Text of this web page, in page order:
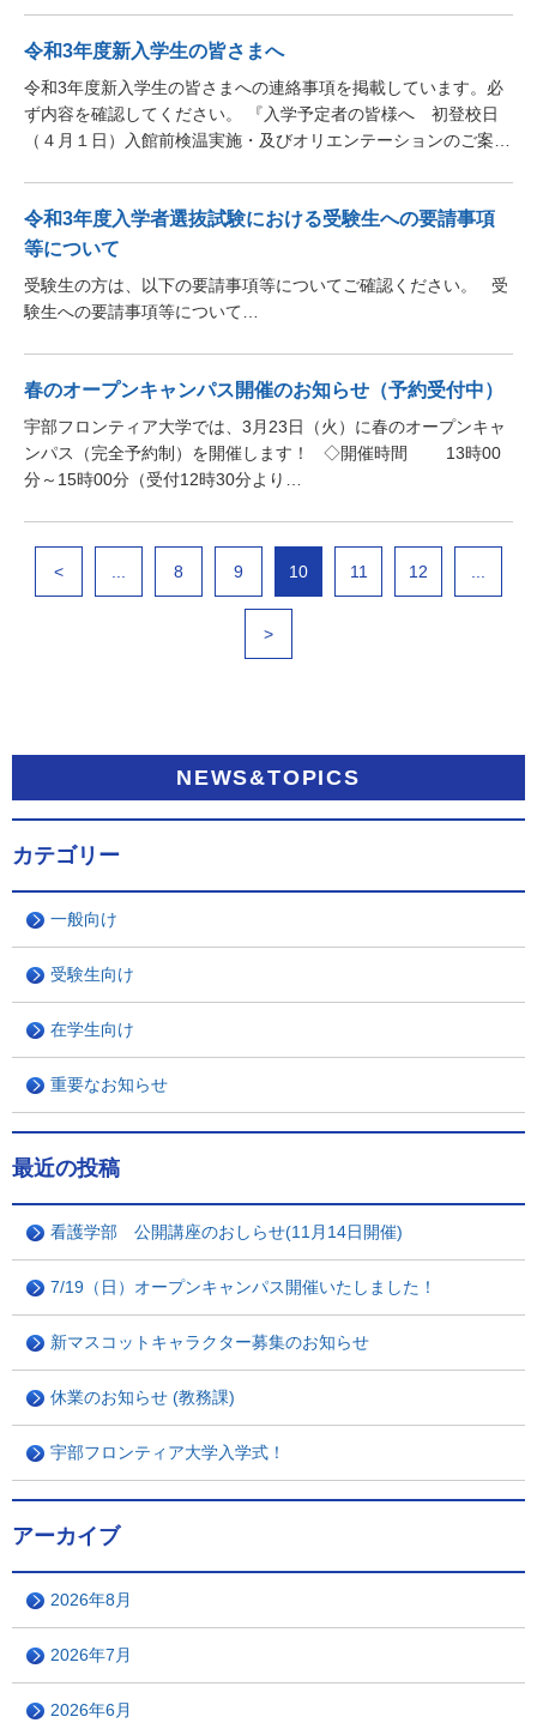
令和3年度新入学生の皆さまへ
令和3年度新入学生の皆さまへの連絡事項を掲載しています。必
ず内容を確認してください。 『入学予定者の皆様へ 初登校日
（４月１日）入館前検温実施・及びオリエンテーションのご案…
令和3年度入学者選抜試験における受験生への要請事項
等について
受験生の方は、以下の要請事項等についてご確認ください。 受
験生への要請事項等について…
春のオープンキャンパス開催のお知らせ（予約受付中）
宇部フロンティア大学では、3月23日（火）に春のオープンキャ
ンパス（完全予約制）を開催します！ ◇開催時間 13時00
分～15時00分（受付12時30分より…
< ... 8 9 10 11 12 ...
>
NEWS&TOPICS
カテゴリー
一般向け
受験生向け
在学生向け
重要なお知らせ
最近の投稿
看護学部 公開講座のおしらせ(11月14日開催)
7/19（日）オープンキャンパス開催いたしました！
新マスコットキャラクター募集のお知らせ
休業のお知らせ (教務課)
宇部フロンティア大学入学式！
アーカイブ
2026年8月
2026年7月
2026年6月